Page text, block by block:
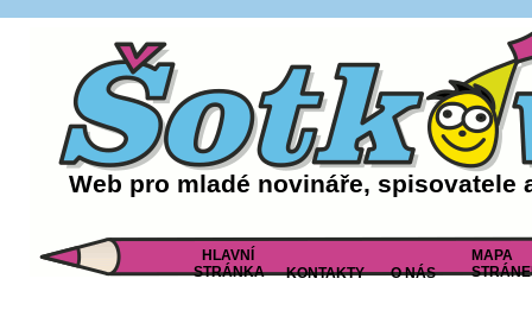
Web pro mladé novináře, spisovatele
HLAVNÍ
STRÁNKA
KONTAKTY O NÁS
MAPA